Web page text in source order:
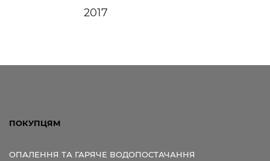
2017
ПОКУПЦЯМ
ОПАЛЕННЯ ТА ГАРЯЧЕ ВОДОПОСТАЧАННЯ